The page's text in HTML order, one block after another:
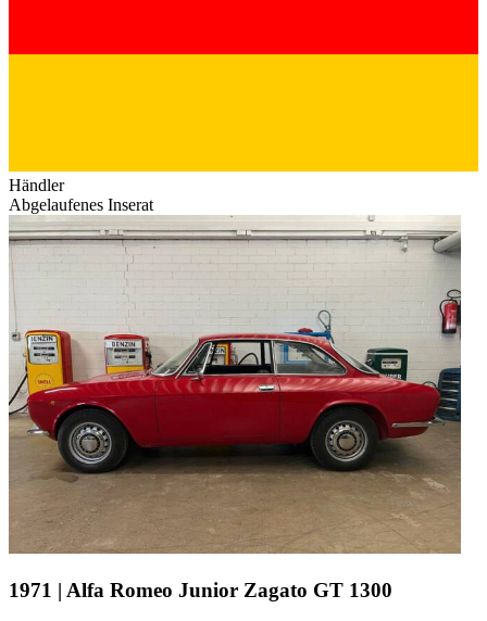
Händler
Abgelaufenes Inserat
1971 | Alfa Romeo Junior Zagato GT 1300